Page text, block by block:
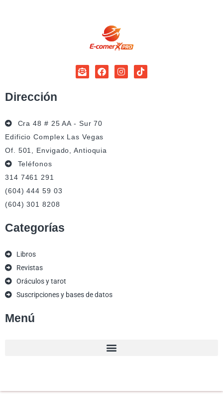
Dirección
Cra 48 # 25 AA - Sur 70
Edificio Complex Las Vegas
Of. 501, Envigado, Antioquia
Teléfonos
314 7461 291
(604) 444 59 03
(604) 301 8208
Categorías
Libros
Revistas
Oráculos y tarot
Suscripciones y bases de datos
Menú